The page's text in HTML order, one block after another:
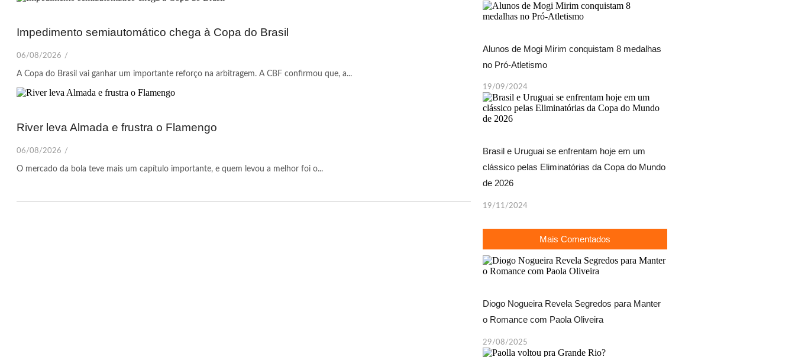
Impedimento semiautomático chega à Copa do Brasil
06/08/2026 /
A Copa do Brasil vai ganhar um importante reforço na arbitragem. A CBF confirmou que, a...
River leva Almada e frustra o Flamengo
06/08/2026 /
O mercado da bola teve mais um capítulo importante, e quem levou a melhor foi o...
Alunos de Mogi Mirim conquistam 8 medalhas
no Pró-Atletismo
19/09/2024
Brasil e Uruguai se enfrentam hoje em um
clássico pelas Eliminatórias da Copa do Mundo
de 2026
19/11/2024
Mais Comentados
Diogo Nogueira Revela Segredos para Manter
o Romance com Paola Oliveira
29/08/2025